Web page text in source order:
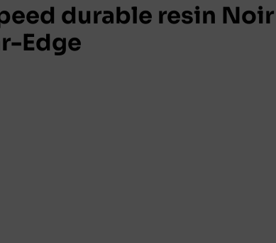
durable resin Noir
Edge